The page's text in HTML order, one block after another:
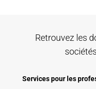
Retrouvez les
Services pour les